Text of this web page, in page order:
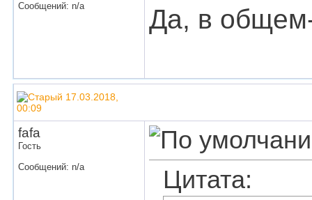
Сообщений: n/a
Да, в
17.03.2018,
00:09
fafa
Гость
Сообщений: n/a
Цитата: